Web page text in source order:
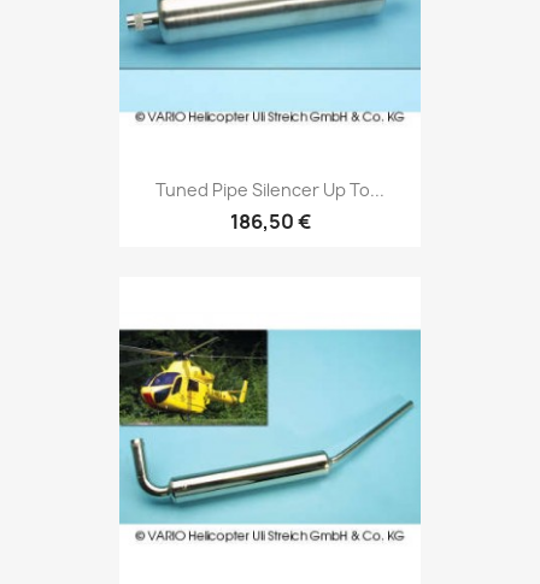
Tuned Pipe Silencer Up To...
186,50 €